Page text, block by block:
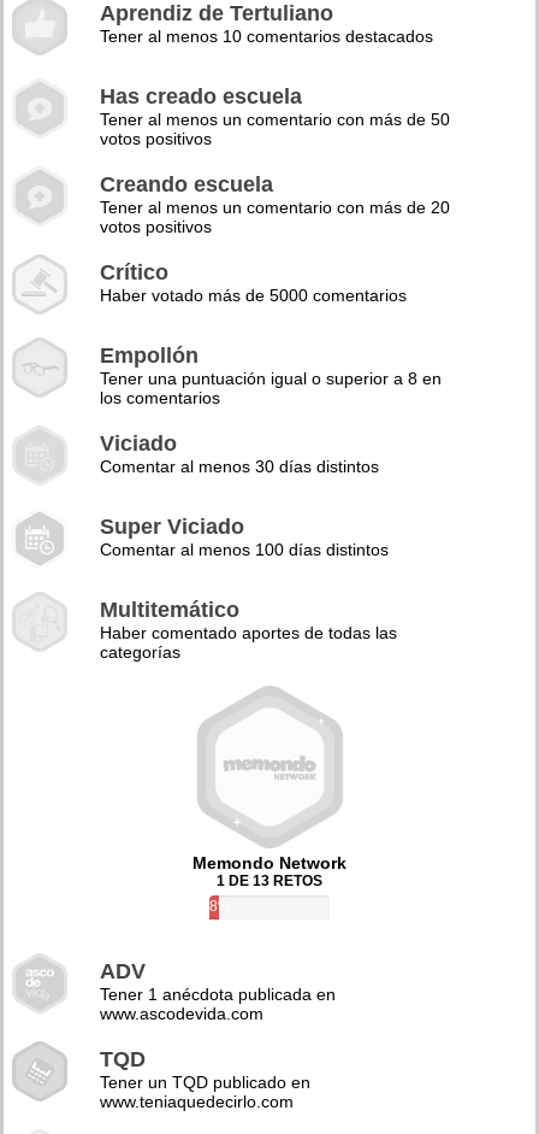
Aprendiz de Tertuliano
Tener al menos 10 comentarios destacados
Has creado escuela
Tener al menos un comentario con más de 50
votos positivos
Creando escuela
Tener al menos un comentario con más de 20
votos positivos
Crítico
Haber votado más de 5000 comentarios
Empollón
Tener una puntuación igual o superior a 8 en
los comentarios
Viciado
Comentar al menos 30 días distintos
Super Viciado
Comentar al menos 100 días distintos
Multitemático
Haber comentado aportes de todas las
categorías
Memondo Network
1 DE 13 RETOS
8%
ADV
Tener 1 anécdota publicada en
www.ascodevida.com
TQD
Tener un TQD publicado en
www.teniaquedecirlo.com